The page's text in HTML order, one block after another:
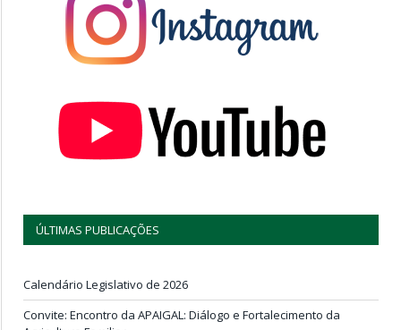
ÚLTIMAS PUBLICAÇÕES
Calendário Legislativo de 2026
Convite: Encontro da APAIGAL: Diálogo e Fortalecimento da